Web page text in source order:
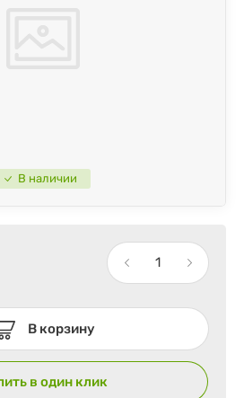
В наличии
В корзину
в один клик